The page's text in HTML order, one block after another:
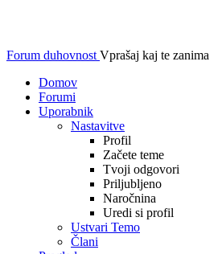
Forum duhovnost Vprašaj kaj te zanima
Domov
Forumi
Uporabnik
Nastavitve
Profil
Začete teme
Tvoji odgovori
Priljubljeno
Naročnina
Uredi si profil
Ustvari Temo
Člani